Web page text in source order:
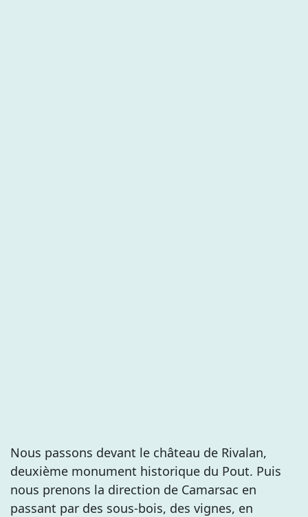
Nous passons devant le château de Rivalan,
deuxième monument historique du Pout. Puis
nous prenons la direction de Camarsac en
passant par des sous-bois, des vignes, en